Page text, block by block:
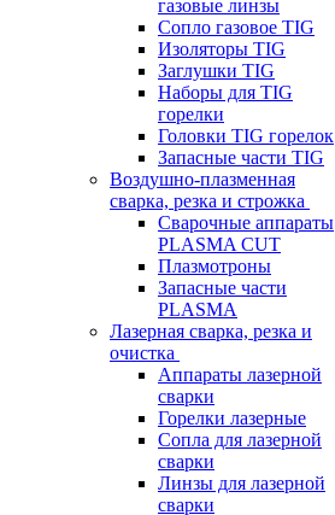
газовые линзы
Сопло газовое TIG
Изоляторы TIG
Заглушки TIG
Наборы для TIG
горелки
Головки TIG горелок
Запасные части TIG
Воздушно-плазменная
сварка, резка и строжка
Сварочные аппараты
PLASMA CUT
Плазмотроны
Запасные части
PLASMA
Лазерная сварка, резка и
очистка
Аппараты лазерной
сварки
Горелки лазерные
Сопла для лазерной
сварки
Линзы для лазерной
сварки